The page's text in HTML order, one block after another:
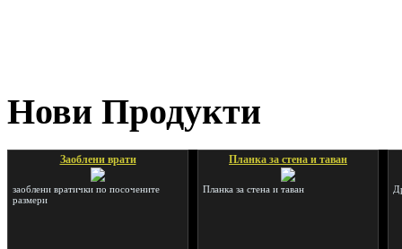
Нови Продукти
Заоблени врати
заоблени вратички по посочените
размери
Планка за стена и таван
Планка за стена и таван